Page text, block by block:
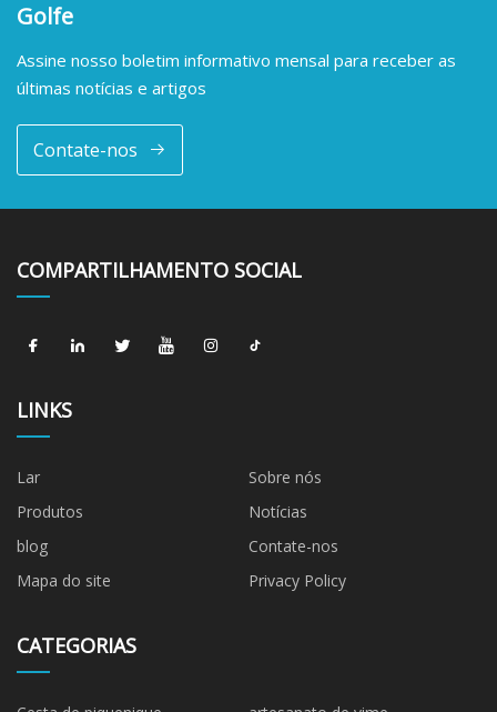
Golfe
Assine nosso boletim informativo mensal para receber as
últimas notícias e artigos
Contate-nos
COMPARTILHAMENTO SOCIAL
LINKS
Lar
Sobre nós
Produtos
Notícias
blog
Contate-nos
Mapa do site
Privacy Policy
CATEGORIAS